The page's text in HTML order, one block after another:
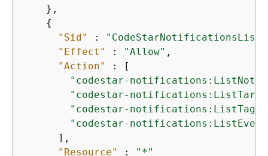
    },
{
"Sid"
:
"Effect"
: "Allow" ,
"Action"
: [
"codestar-
"codestar-
"codestar-
"codestar-
      ],
"Resource"
:
"*"